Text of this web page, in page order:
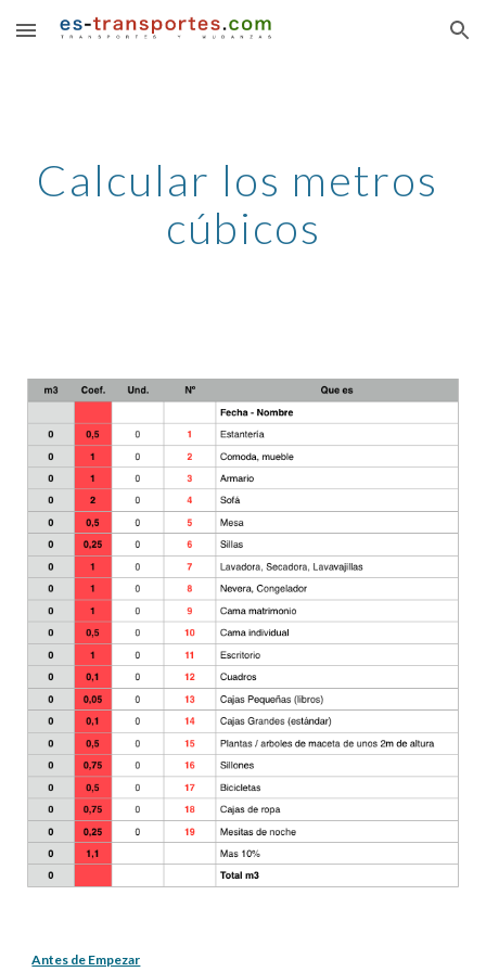
Skip to main content Skip to navigation
Calcular los metros
cúbicos
Antes de Empezar